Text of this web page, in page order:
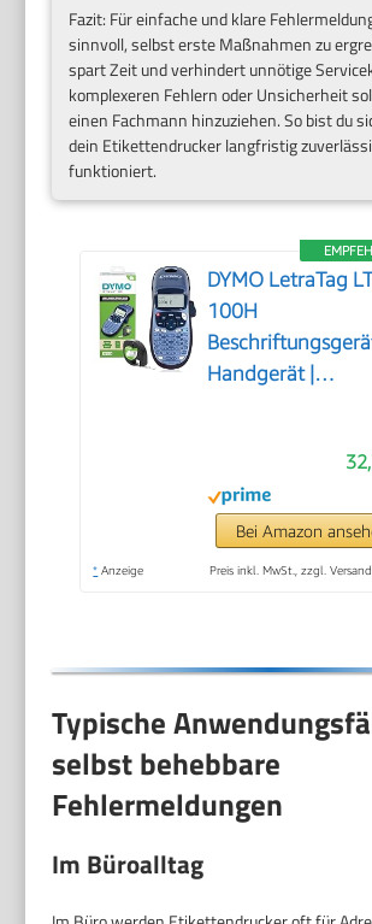
Fazit: Für einfache und klare
sinnvoll, selbst erste Maßnahmen zu
spart Zeit und verhindert unnötige
komplexeren Fehlern oder Unsicherheit
einen Fachmann hinzuziehen. So bist du
dein Etikettendrucker langfristig
funktioniert.
DYMO LetraTag
100H
Handgerät |
ABC Tastatur |
Ideal fürs Büro oder
zu Hause
Bei Amazon
* Anzeige Preis inkl. MwSt., zzgl.
Typische
selbst behebbare
Fehlermeldungen
Im Büroalltag